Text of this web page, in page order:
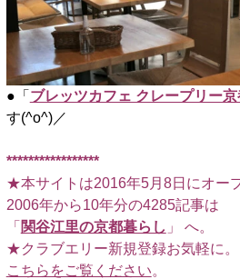
●「 ブレッツカフェ クレープリー
す(^o^)／
*****************
★本サイトは2016年5月8日にオープ
2006年から10年分の4285記事は
「 関谷江里の京都暮らし 」 へ。
★クラブエリー新規登録お気軽に。
こちらをご覧ください。